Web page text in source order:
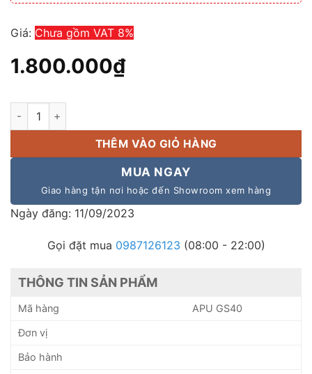
Giá: Chưa gồm VAT 8%
1.800.000₫
Loa giả đá APU GS40 số lượng
THÊM VÀO GIỎ HÀNG
MUA NGAY
Giao hàng tận nơi hoặc đến Showroom xem hàng
Ngày đăng: 11/09/2023
Gọi đặt mua 0987126123 (08:00 - 22:00)
THÔNG TIN SẢN PHẨM
Mã hàng APU GS40
Đơn vị
Bảo hành